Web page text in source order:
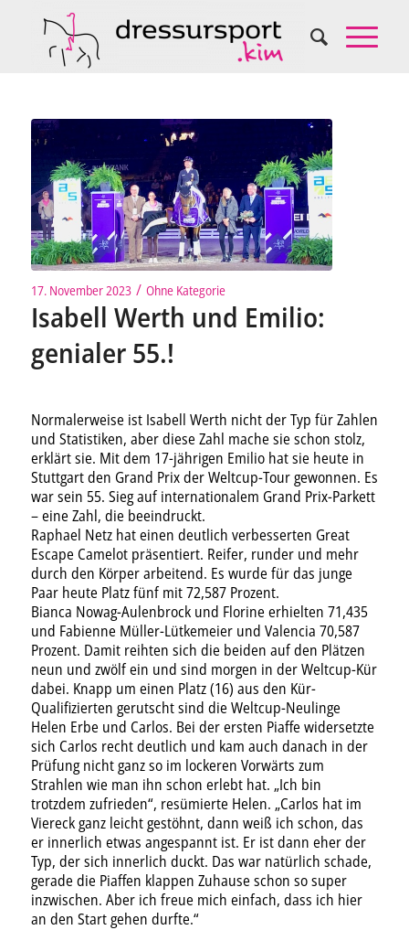
17. November 2023 / Ohne Kategorie
Isabell Werth und Emilio:
genialer 55.!
Normalerweise ist Isabell Werth nicht der Typ für Zahlen
und Statistiken, aber diese Zahl mache sie schon stolz,
erklärt sie. Mit dem 17-jährigen Emilio hat sie heute in
Stuttgart den Grand Prix der Weltcup-Tour gewonnen. Es
war sein 55. Sieg auf internationalem Grand Prix-Parkett
– eine Zahl, die beeindruckt.
Raphael Netz hat einen deutlich verbesserten Great
Escape Camelot präsentiert. Reifer, runder und mehr
durch den Körper arbeitend. Es wurde für das junge
Paar heute Platz fünf mit 72,587 Prozent.
Bianca Nowag-Aulenbrock und Florine erhielten 71,435
und Fabienne Müller-Lütkemeier und Valencia 70,587
Prozent. Damit reihten sich die beiden auf den Plätzen
neun und zwölf ein und sind morgen in der Weltcup-Kür
dabei. Knapp um einen Platz (16) aus den Kür-
Qualifizierten gerutscht sind die Weltcup-Neulinge
Helen Erbe und Carlos. Bei der ersten Piaffe widersetzte
sich Carlos recht deutlich und kam auch danach in der
Prüfung nicht ganz so im lockeren Vorwärts zum
Strahlen wie man ihn schon erlebt hat. „Ich bin
trotzdem zufrieden“, resümierte Helen. „Carlos hat im
Viereck ganz leicht gestöhnt, dann weiß ich schon, das
er innerlich etwas angespannt ist. Er ist dann eher der
Typ, der sich innerlich duckt. Das war natürlich schade,
gerade die Piaffen klappen Zuhause schon so super
inzwischen. Aber ich freue mich einfach, dass ich hier
an den Start gehen durfte.“